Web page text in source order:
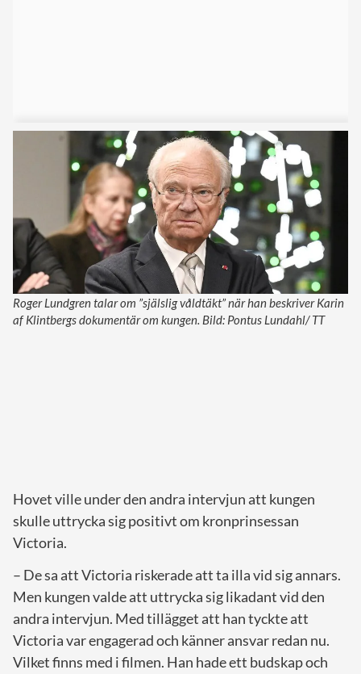
Roger Lundgren talar om ”själslig våldtäkt” när han beskriver Karin
af Klintbergs dokumentär om kungen. Bild: Pontus Lundahl/ TT
Hovet ville under den andra intervjun att kungen
skulle uttrycka sig positivt om kronprinsessan
Victoria.
– De sa att Victoria riskerade att ta illa vid sig annars.
Men kungen valde att uttrycka sig likadant vid den
andra intervjun. Med tillägget att han tyckte att
Victoria var engagerad och känner ansvar redan nu.
Vilket finns med i filmen. Han hade ett budskap och